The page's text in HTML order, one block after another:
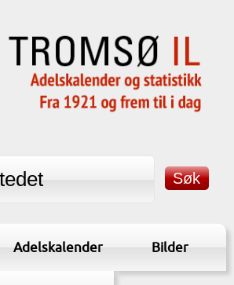
Adelskalender Bilder